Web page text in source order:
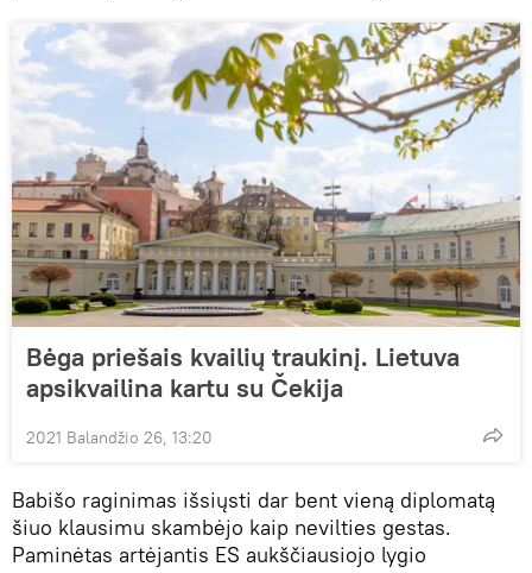
Bėga priešais kvailių traukinį. Lietuva
apsikvailina kartu su Čekija
2021 Balandžio 26, 13:20
Babišo raginimas išsiųsti dar bent vieną diplomatą
šiuo klausimu skambėjo kaip nevilties gestas.
Paminėtas artėjantis ES aukščiausiojo lygio